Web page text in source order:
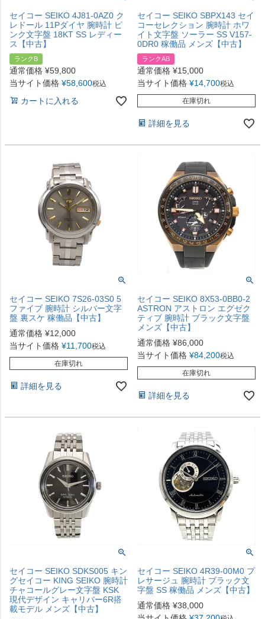
セイコー SEIKO 4J81-0AZ0 ク
レドール 11Pダイヤ 腕時計 ピ
ンク文字盤 18KT SS レディー
ス【中古】
ランクB
通常価格 ¥59,800
当サイト価格 ¥58,600税込
カートに入れる
セイコー SEIKO SBPX143 セイ
コーセレクション 腕時計 ホワ
イト文字盤 ソーラー SS V157-
0DR0 稼働品 メンズ【中古】
ランクAB
通常価格 ¥15,000
当サイト価格 ¥14,700税込
在庫切れ
詳細を見る
セイコー SEIKO 7S26-03S0 5
ファイブ 腕時計 シルバー文字
盤 裏スケ 稼働品【中古】
通常価格 ¥12,000
当サイト価格 ¥11,700税込
在庫切れ
詳細を見る
セイコー SEIKO 8X53-0BB0-2
ASTRON アストロン エグゼク
ティブ 腕時計 ブラック文字盤
メンズ【中古】
通常価格 ¥86,000
当サイト価格 ¥84,200税込
在庫切れ
詳細を見る
セイコー SEIKO SDKS005 キン
グセイコー KING SEIKO 腕時計
チャコールグレー文字盤 KSK
現代デザイン キャリバー6R搭
載モデル メンズ【中古】
セイコー SEIKO 4R39-00M0 プ
レサージュ 腕時計 ブラック文
字盤 SS 稼働品 メンズ【中古】
通常価格 ¥38,000